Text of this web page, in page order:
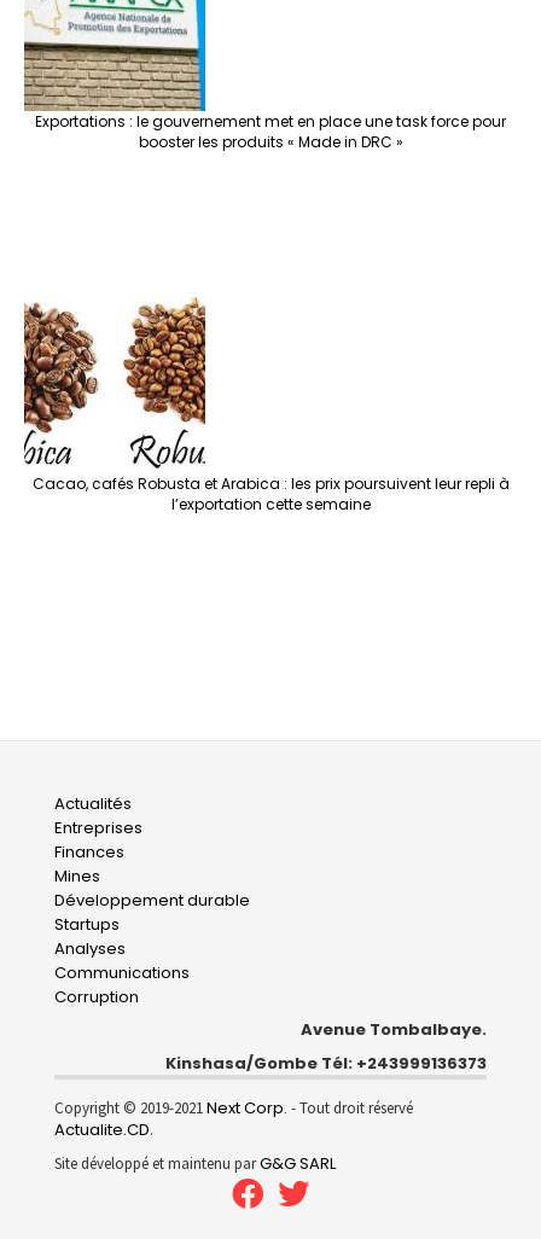
Exportations : le gouvernement met en place une task force pour
booster les produits « Made in DRC »
Cacao, cafés Robusta et Arabica : les prix poursuivent leur repli à
l’exportation cette semaine
Main
navigation
Actualités
Entreprises
Finances
Mines
Développement durable
Startups
Analyses
Communications
Corruption
Avenue Tombalbaye.
Kinshasa/Gombe Tél: +243999136373
Copyright © 2019-2021Next Corp. - Tout droit réservé
Actualite.CD.
Site développé et maintenu parG&G SARL